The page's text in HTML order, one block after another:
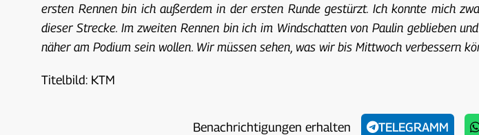
ersten Rennen bin ich außerdem in der ersten Runde gestürzt. Ich konnte mich
dieser Strecke. Im zweiten Rennen bin ich im Windschatten von Paulin geblieben
näher am Podium sein wollen. Wir müssen sehen, was wir bis Mittwoch verbessern
Titelbild: KTM
Benachrichtigungen erhalten TELEGRAMM